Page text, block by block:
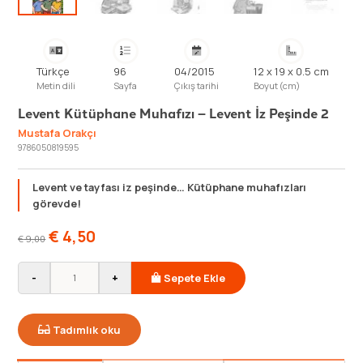
Türkçe
Metin dili
96
Sayfa
04/2015
Çıkış tarihi
12 x 19 x 0.5 cm
Boyut (cm)
Levent Kütüphane Muhafızı – Levent İz Peşinde 2
Mustafa Orakçı
9786050819595
Levent ve tayfası iz peşinde… Kütüphane muhafızları
görevde!
€9,00 € 4,50
- + Sepete Ekle
Tadımlık oku